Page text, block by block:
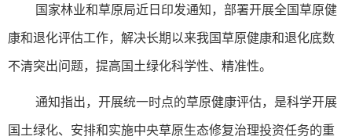
国家林业和草原局近日印发通知，部署开展全国草原健
康和退化评估工作，解决长期以来我国草原健康和退化底数
不清突出问题，提高国土绿化科学性、精准性。
通知指出，开展统一时点的草原健康评估，是科学开展
国土绿化、安排和实施中央草原生态修复治理投资任务的重